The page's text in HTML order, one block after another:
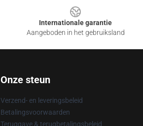
Internationale garantie
Aangeboden in het gebruiksland
Onze steun
Verzend- en leveringsbeleid
Betalingsvoorwaarden
Teruggave & terugbetalingsbeleid